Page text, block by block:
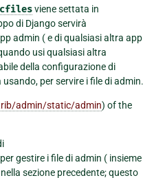
viene settata in
di Django servirà
admin ( e di qualsiasi altra app
usi qualsiasi altra
della configurazione di
per servire i file di admin.
admin/static/admin) of the
per gestire i file di admin ( insieme
sezione precedente; questo